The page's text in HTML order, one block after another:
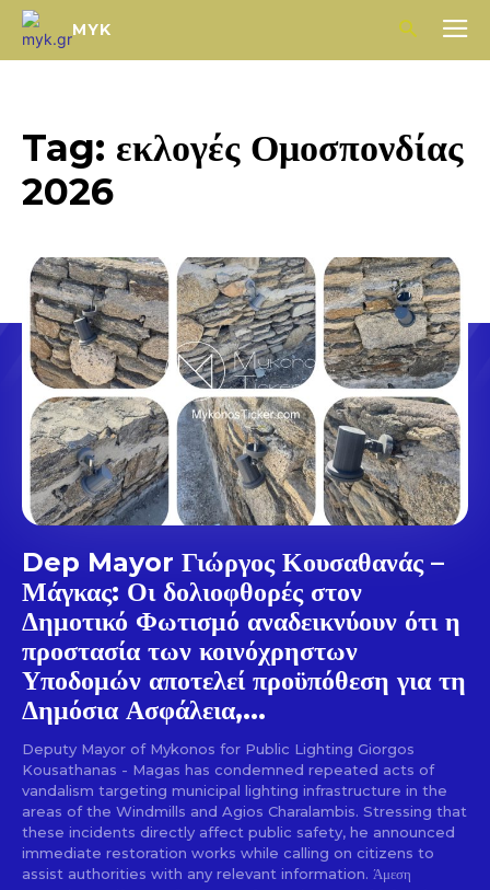
MYK
Tag: εκλογές Ομοσπονδίας
2026
Dep Mayor Γιώργος Κουσαθανάς –
Μάγκας: Οι δολιοφθορές στον
Δημοτικό Φωτισμό αναδεικνύουν ότι η
προστασία των κοινόχρηστων
Υποδομών αποτελεί προϋπόθεση για τη
Δημόσια Ασφάλεια,...
Deputy Mayor of Mykonos for Public Lighting Giorgos
Kousathanas - Magas has condemned repeated acts of
vandalism targeting municipal lighting infrastructure in the
areas of the Windmills and Agios Charalambis. Stressing that
these incidents directly affect public safety, he announced
immediate restoration works while calling on citizens to
assist authorities with any relevant information. Άμεση